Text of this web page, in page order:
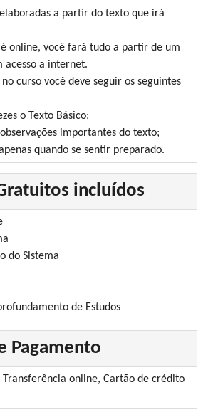
a partir do texto que irá
é online, você fará tudo a partir de um
acesso a internet.
no curso você deve seguir os seguintes
o Texto Básico;
importantes do texto;
quando se sentir preparado.
incluídos
do Sistema
de Estudos
Pagamento
Transferência online, Cartão de crédito